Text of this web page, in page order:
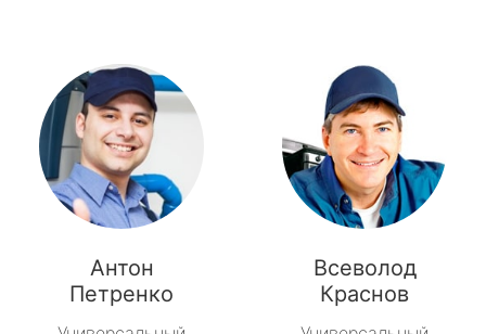
Антон
Петренко
Всеволод
Краснов